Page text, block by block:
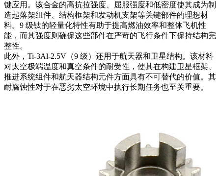
键应用。该合金的高抗拉强度、屈服强度和低密度使其成为制
造起落架组件、结构框架和发动机支架等关键部件的理想材
料。9 级钛的轻量化特性有助于提高燃油效率和整体飞机性
能，而其强度则确保这些部件在严苛的飞行条件下保持结构完
整性。
此外，Ti-3Al-2.5V（9 级）还用于航天器和卫星结构。该材料
对太空极端温度和真空条件的耐受性，使其在构建卫星框架、
推进系统组件和航天器结构元件方面具有不可替代的价值。其
耐腐蚀性对于在恶劣太空环境中执行长期任务也至关重要。